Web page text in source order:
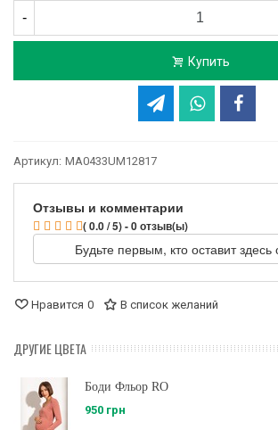
-
Купить
Артикул: MA0433UM12817
Отзывы и комментарии
( 0.0 / 5) - 0 отзыв(ы)
Будьте первым, кто оставит здесь
Нравится 0 В список желаний
ДРУГИЕ ЦВЕТА
Боди Фльор RO
950 грн